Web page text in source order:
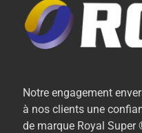
Notre engagement
à nos clients une
de marque Royal Super